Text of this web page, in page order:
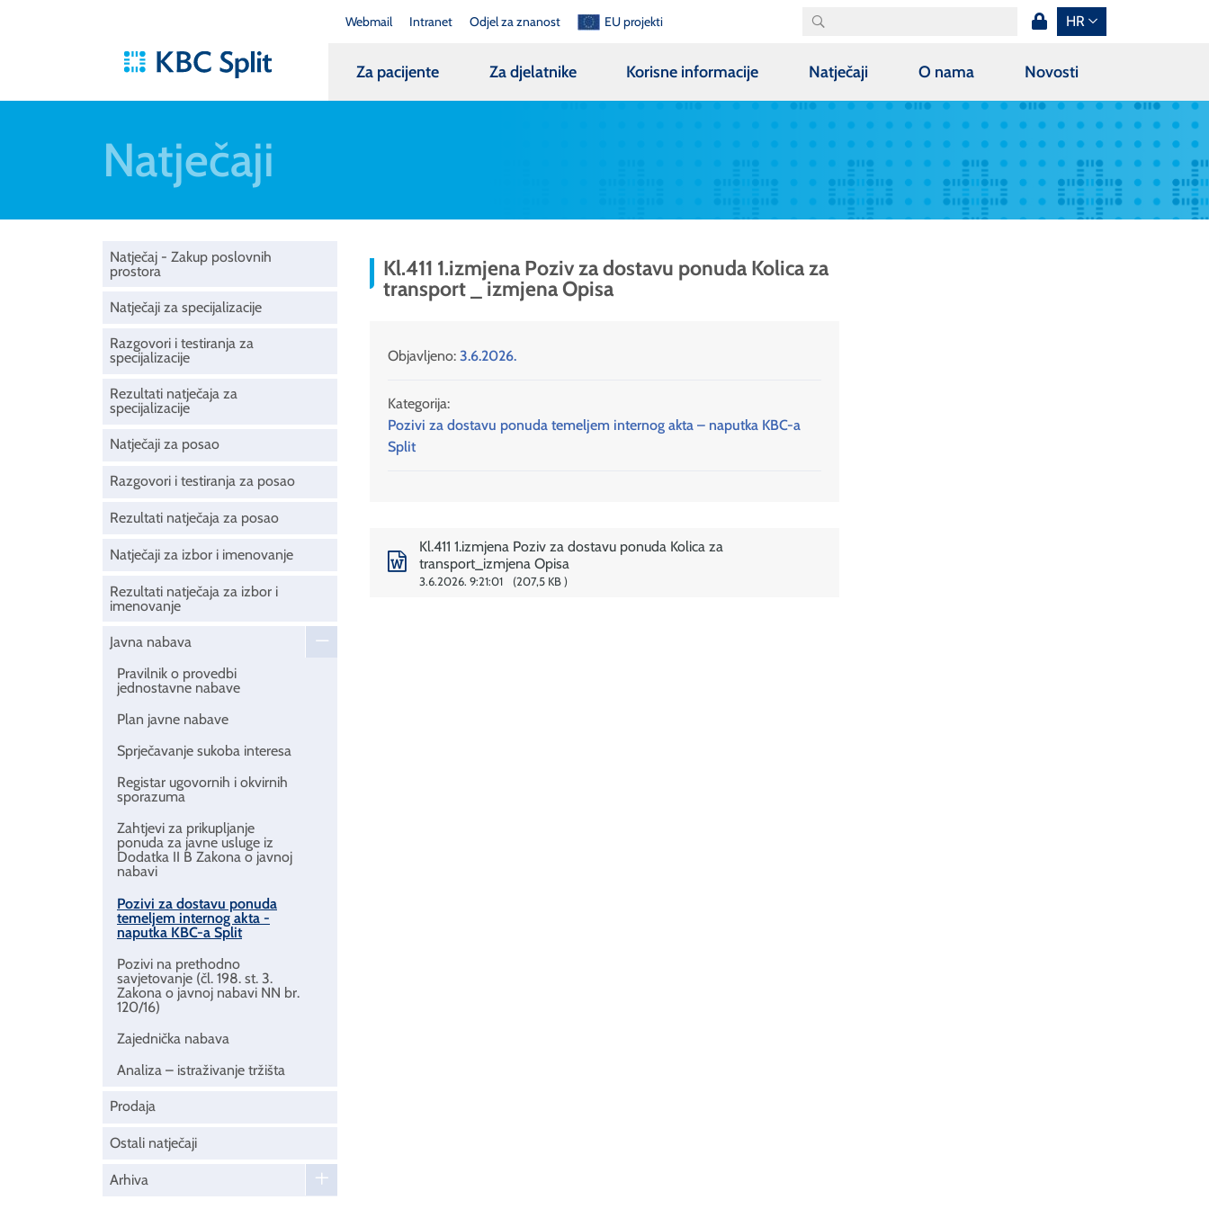
Webmail Intranet Odjel za znanost EU projekti HR
Za pacijente Za djelatnike Korisne informacije Natječaji O nama Novosti
Natječaji
Natječaj - Zakup poslovnih
prostora
Natječaji za specijalizacije
Razgovori i testiranja za
specijalizacije
Rezultati natječaja za
specijalizacije
Natječaji za posao
Razgovori i testiranja za posao
Rezultati natječaja za posao
Natječaji za izbor i imenovanje
Rezultati natječaja za izbor i
imenovanje
Javna nabava
Pravilnik o provedbi
jednostavne nabave
Plan javne nabave
Sprječavanje sukoba interesa
Registar ugovornih i okvirnih
sporazuma
Zahtjevi za prikupljanje
ponuda za javne usluge iz
Dodatka II B Zakona o javnoj
nabavi
Pozivi za dostavu ponuda
temeljem internog akta -
naputka KBC-a Split
Pozivi na prethodno
savjetovanje (čl. 198. st. 3.
Zakona o javnoj nabavi NN br.
120/16)
Zajednička nabava
Analiza – istraživanje tržišta
Prodaja
Ostali natječaji
Arhiva
Kl.411 1.izmjena Poziv za dostavu ponuda Kolica za
transport _ izmjena Opisa
Objavljeno: 3.6.2026.
Kategorija:
Pozivi za dostavu ponuda temeljem internog akta – naputka KBC-a
Split
Kl.411 1.izmjena Poziv za dostavu ponuda Kolica za
transport_izmjena Opisa
3.6.2026. 9:21:01 207,5 KB